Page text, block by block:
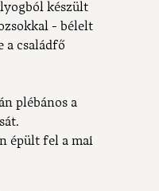
készült
- bélelt
a családfő
plébános a
épült fel a mai